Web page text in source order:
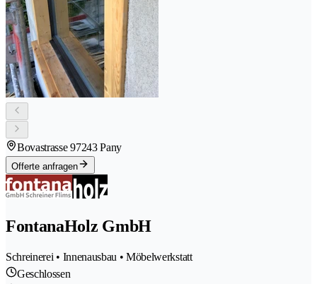
Bovastrasse 97243 Pany
Offerte anfragen
FontanaHolz GmbH
Schreinerei • Innenausbau • Möbelwerkstatt
Geschlossen